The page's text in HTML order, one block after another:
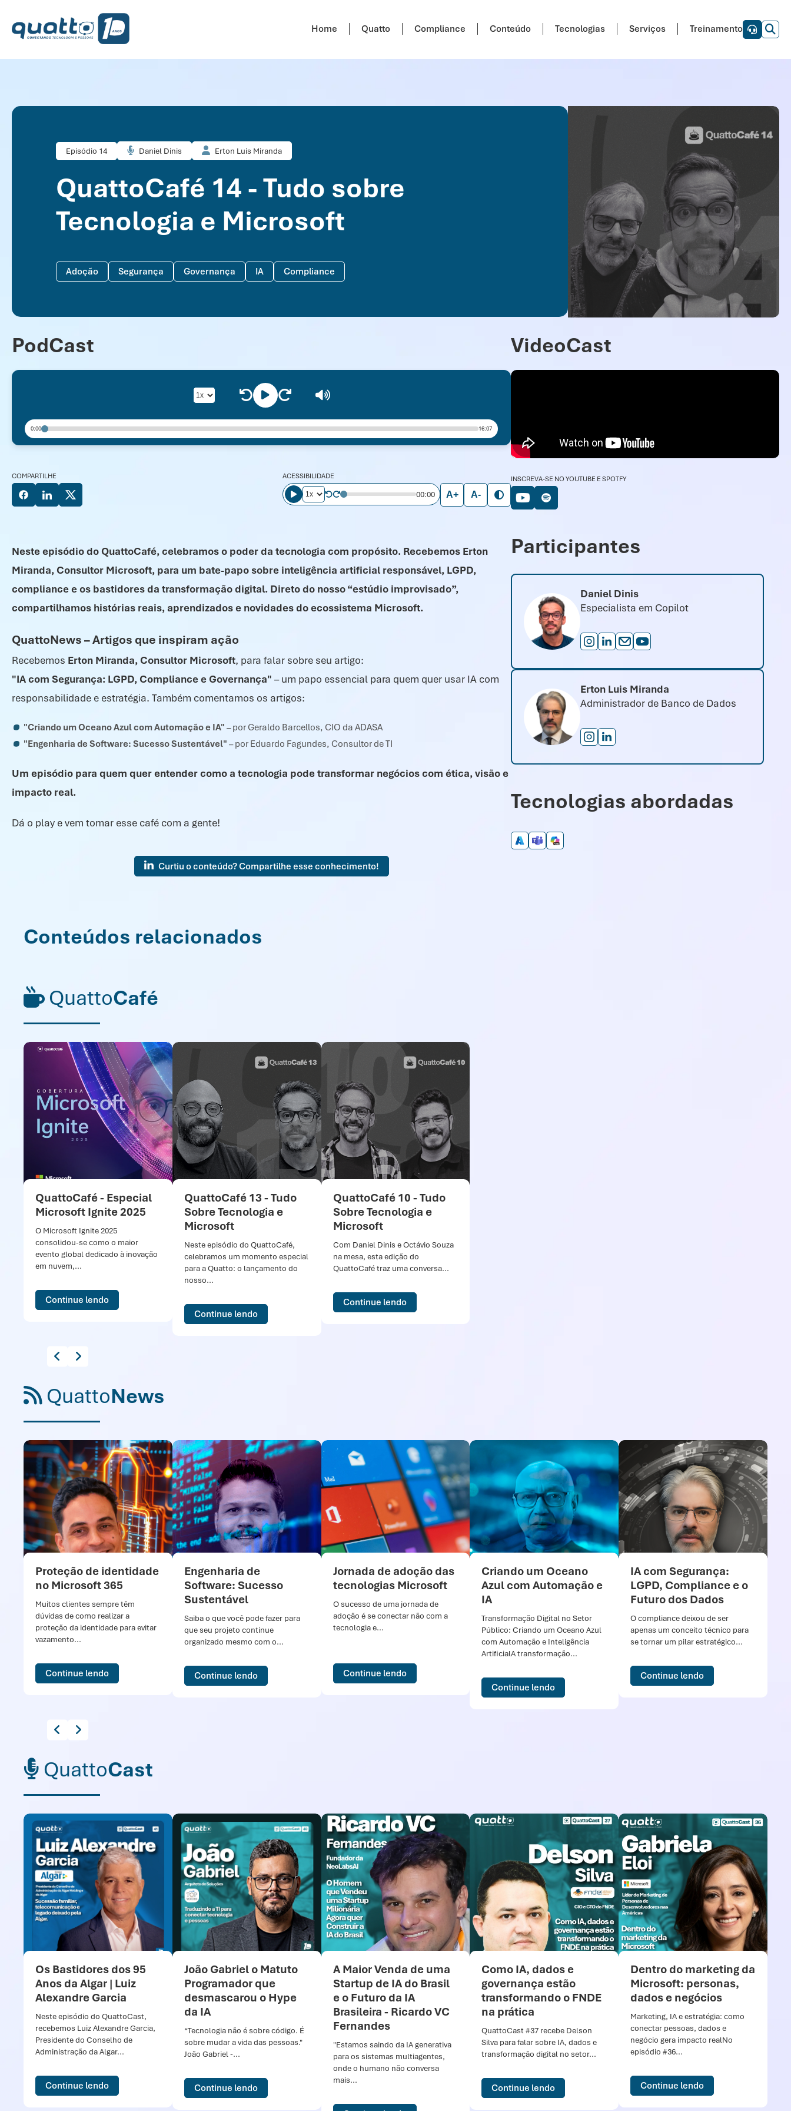
Home Quatto Compliance Conteúdo Tecnologias Serviços Treinamento
Episódio 14 Daniel Dinis Erton Luis Miranda
QuattoCafé 14 - Tudo sobre
Tecnologia e Microsoft
Adoção Segurança Governança IA Compliance
PodCast
0:00 16:07
COMPARTILHE ACESSIBILIDADE
00:00 A+ A-
Neste episódio do QuattoCafé, celebramos o poder da tecnologia com propósito. Recebemos Erton
Miranda, Consultor Microsoft, para um bate-papo sobre inteligência artificial responsável, LGPD,
compliance e os bastidores da transformação digital. Direto do nosso “estúdio improvisado”,
compartilhamos histórias reais, aprendizados e novidades do ecossistema Microsoft.
QuattoNews – Artigos que inspiram ação
Recebemos Erton Miranda, Consultor Microsoft, para falar sobre seu artigo:
"IA com Segurança: LGPD, Compliance e Governança" – um papo essencial para quem quer usar IA com
responsabilidade e estratégia. Também comentamos os artigos:
"Criando um Oceano Azul com Automação e IA" – por Geraldo Barcellos, CIO da ADASA
"Engenharia de Software: Sucesso Sustentável" – por Eduardo Fagundes, Consultor de TI
Um episódio para quem quer entender como a tecnologia pode transformar negócios com ética, visão e
impacto real.
Dá o play e vem tomar esse café com a gente!
Curtiu o conteúdo? Compartilhe esse conhecimento!
VideoCast
INSCREVA-SE NO YOUTUBE E SPOTFY
Participantes
Daniel Dinis
Especialista em Copilot
Erton Luis Miranda
Administrador de Banco de Dados
Tecnologias abordadas
Conteúdos relacionados
QuattoCafé
QuattoCafé - Especial
Microsoft Ignite 2025
O Microsoft Ignite 2025
consolidou-se como o maior
evento global dedicado à inovação
em nuvem,...
Continue lendo
QuattoCafé 13 - Tudo
Sobre Tecnologia e
Microsoft
Neste episódio do QuattoCafé,
celebramos um momento especial
para a Quatto: o lançamento do
nosso...
Continue lendo
QuattoCafé 10 - Tudo
Sobre Tecnologia e
Microsoft
Com Daniel Dinis e Octávio Souza
na mesa, esta edição do
QuattoCafé traz uma conversa...
Continue lendo
QuattoNews
Proteção de identidade
no Microsoft 365
Muitos clientes sempre têm
dúvidas de como realizar a
proteção da identidade para evitar
vazamento...
Continue lendo
Engenharia de
Software: Sucesso
Sustentável
Saiba o que você pode fazer para
que seu projeto continue
organizado mesmo com o...
Continue lendo
Jornada de adoção das
tecnologias Microsoft
O sucesso de uma jornada de
adoção é se conectar não com a
tecnologia e...
Continue lendo
Criando um Oceano
Azul com Automação e
IA
Transformação Digital no Setor
Público: Criando um Oceano Azul
com Automação e Inteligência
ArtificialA transformação...
Continue lendo
IA com Segurança:
LGPD, Compliance e o
Futuro dos Dados
O compliance deixou de ser
apenas um conceito técnico para
se tornar um pilar estratégico...
Continue lendo
QuattoCast
Os Bastidores dos 95
Anos da Algar | Luiz
Alexandre Garcia
Neste episódio do QuattoCast,
recebemos Luiz Alexandre Garcia,
Presidente do Conselho de
Administração da Algar...
Continue lendo
João Gabriel o Matuto
Programador que
desmascarou o Hype
da IA
“Tecnologia não é sobre código. É
sobre mudar a vida das pessoas."
João Gabriel -...
Continue lendo
A Maior Venda de uma
Startup de IA do Brasil
e o Futuro da IA
Brasileira - Ricardo VC
Fernandes
"Estamos saindo da IA generativa
para os sistemas multiagentes,
onde o humano não conversa
mais...
Como IA, dados e
governança estão
transformando o FNDE
na prática
QuattoCast #37 recebe Delson
Silva para falar sobre IA, dados e
transformação digital no setor...
Continue lendo
Dentro do marketing da
Microsoft: personas,
dados e negócios
Marketing, IA e estratégia: como
conectar pessoas, dados e
negócio gera impacto realNo
episódio #36...
Continue lendo